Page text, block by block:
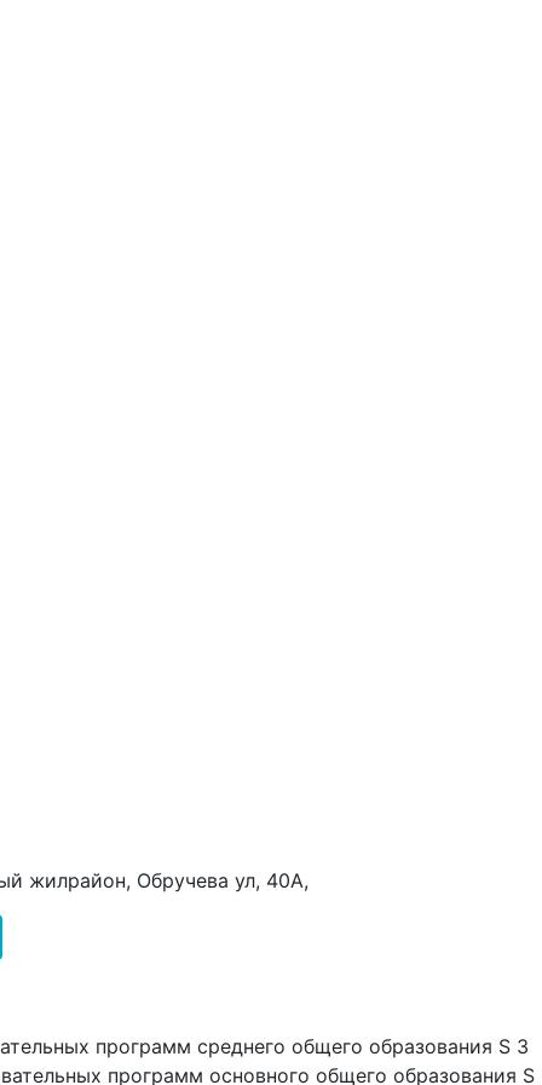
жилрайон, Обручева ул, 40А,
программ среднего общего образования S 3
программ основного общего образования S